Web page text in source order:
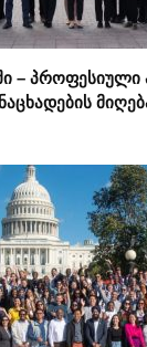
– პროფესიული